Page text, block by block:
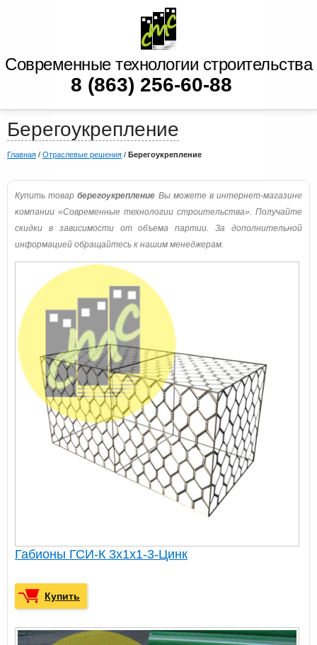
Современные технологии строительства
8 (863) 256-60-88
Берегоукрепление
Главная / Отраслевые решения / Берегоукрепление
Купить товарберегоукрепление Вы можете в интернет-магазине
компании «Современные технологии строительства». Получайте
скидки в зависимости от объема партии. За дополнительной
информацией обращайтесь к нашим менеджерам.
Габионы ГСИ-К 3х1х1-3-Цинк
Купить